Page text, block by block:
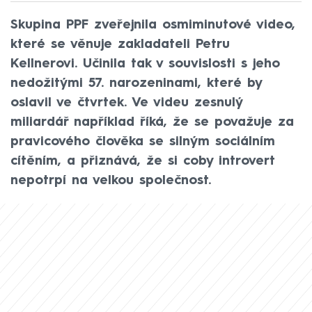
Skupina PPF zveřejnila osmiminutové video,
které se věnuje zakladateli Petru
Kellnerovi. Učinila tak v souvislosti s jeho
nedožitými 57. narozeninami, které by
oslavil ve čtvrtek. Ve videu zesnulý
miliardář například říká, že se považuje za
pravicového člověka se silným sociálním
cítěním, a přiznává, že si coby introvert
nepotrpí na velkou společnost.